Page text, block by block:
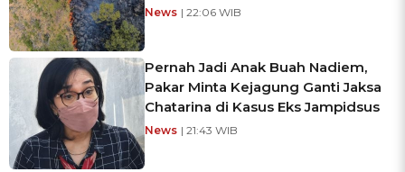
News | 22:06 WIB
Pernah Jadi Anak Buah Nadiem,
Pakar Minta Kejagung Ganti Jaksa
Chatarina di Kasus Eks Jampidsus
News | 21:43 WIB